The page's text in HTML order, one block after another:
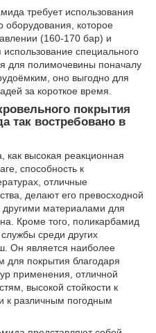
требует использования
оборудования, которое
(160-170 бар) и
специального
для полимочевины поначалу
оно выгодно для
за короткое время.
покрытия
так востребовано в
как высокая реакционная
способность к
отличные
делают его превосходной
другими материалами для
Кроме того, поликарбамид
среди других
Он является наиболее
для покрытия благодаря
применения, отличной
высокой стойкости к
к различным погодным